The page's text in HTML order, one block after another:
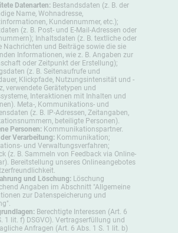
Datenarten: Bestandsdaten (z. B. der
Name, Wohnadresse,
Kundennummer, etc.);
(z. B. Post- und E-Mail-Adressen oder
Inhaltsdaten (z. B. textliche oder
Nachrichten und Beiträge sowie die sie
Informationen, wie z. B. Angaben zur
oder Zeitpunkt der Erstellung);
(z. B. Seitenaufrufe und
Klickpfade, Nutzungsintensität und -
verwendete Gerätetypen und
Interaktionen mit Inhalten und
Meta-, Kommunikations- und
(z. B. IP-Adressen, Zeitangaben,
beteiligte Personen).
Personen: Kommunikationspartner.
Verarbeitung: Kommunikation;
und Verwaltungsverfahren;
(z. B. Sammeln von Feedback via Online-
Bereitstellung unseres Onlineangebotes
und Löschung: Löschung
Angaben im Abschnitt "Allgemeine
zur Datenspeicherung und
Berechtigte Interessen (Art. 6
1 lit. f) DSGVO). Vertragserfüllung und
Anfragen (Art. 6 Abs. 1 S. 1 lit. b)